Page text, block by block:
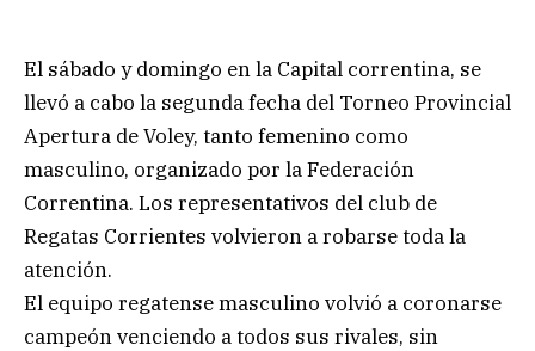
El sábado y domingo en la Capital correntina, se
llevó a cabo la segunda fecha del Torneo Provincial
Apertura de Voley, tanto femenino como
masculino, organizado por la Federación
Correntina. Los representativos del club de
Regatas Corrientes volvieron a robarse toda la
atención.
El equipo regatense masculino volvió a coronarse
campeón venciendo a todos sus rivales, sin